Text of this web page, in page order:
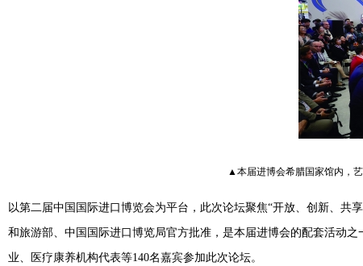
▲本届进博会希腊国家馆内，
以第二届中国国际进口博览会为平台，此次论坛聚焦“开放、创新、共
和旅游部、中国国际进口博览局官方批准，是本届进博会的配套活动
业、医疗康养机构代表等140名嘉宾参加此次论坛。